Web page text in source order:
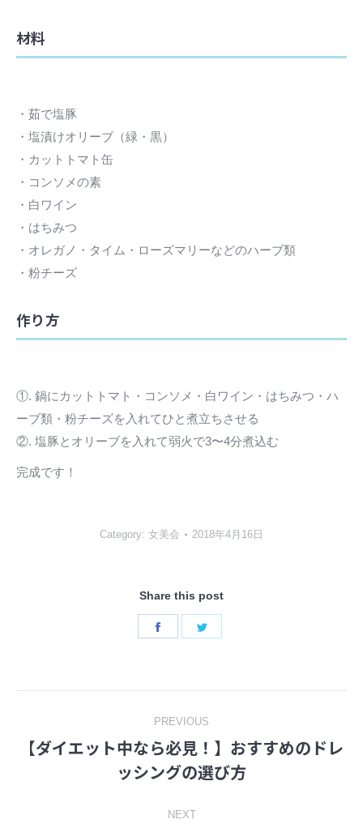
材料
・茹で塩豚
・塩漬けオリーブ（緑・黒）
・カットトマト缶
・コンソメの素
・白ワイン
・はちみつ
・オレガノ・タイム・ローズマリーなどのハーブ類
・粉チーズ
作り方
①. 鍋にカットトマト・コンソメ・白ワイン・はちみつ・ハ
ーブ類・粉チーズを入れてひと煮立ちさせる
②. 塩豚とオリーブを入れて弱火で3〜4分煮込む
完成です！
Category: 女美会 2018年4月16日
Share this post
Share
navigation
PREVIOUS
Previous
post:
【ダイエット中なら必見！】おすすめのドレ
ッシングの選び方
NEXT